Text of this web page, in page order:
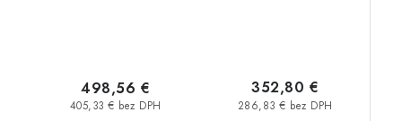
405,33 € bez DPH
498,56 €
286,83 € bez DPH
352,80 €